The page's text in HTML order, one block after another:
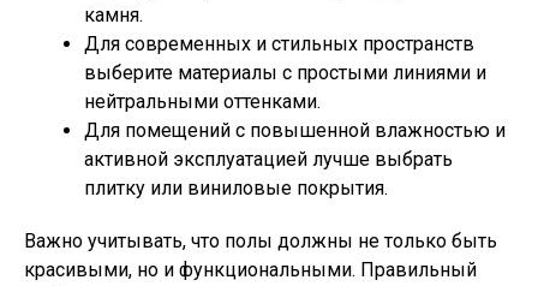
камня.
Для современных и стильных пространств
выберите материалы с простыми линиями и
нейтральными оттенками.
Для помещений с повышенной влажностью и
активной эксплуатацией лучше выбрать
плитку или виниловые покрытия.
Важно учитывать, что полы должны не только быть
красивыми, но и функциональными. Правильный